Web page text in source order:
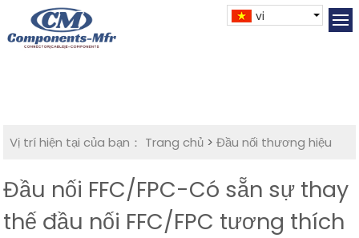
vi
Vị trí hiện tại của bạn： Trang chủ >Đầu nối thương hiệu
Đầu nối FFC/FPC-Có sẵn sự thay
thế đầu nối FFC/FPC tương thích